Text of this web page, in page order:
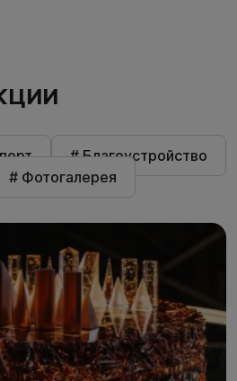
# Благоустройство
# Фотогалерея